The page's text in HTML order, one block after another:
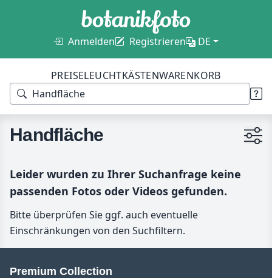
Anmelden Registrieren DE
PREISELEUCHTKÄSTENWARENKORB
Handfläche
Leider wurden zu Ihrer Suchanfrage keine
passenden Fotos oder Videos gefunden.
Bitte überprüfen Sie ggf. auch eventuelle
Einschränkungen von den Suchfiltern.
Premium Collection